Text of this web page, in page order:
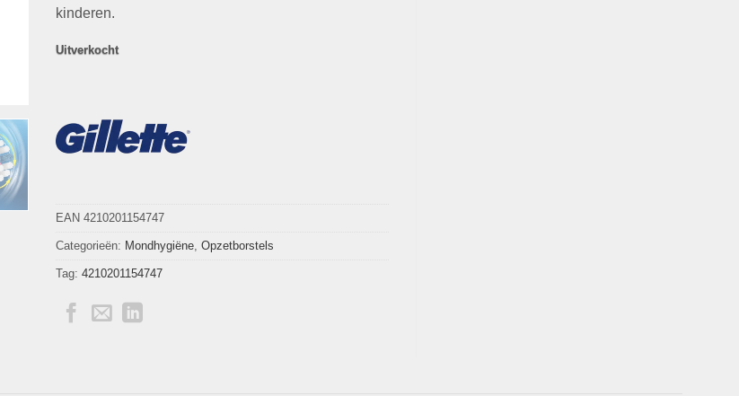
kinderen.
Uitverkocht
EAN 4210201154747
Categorieën: Mondhygiëne, Opzetborstels
Tag: 4210201154747